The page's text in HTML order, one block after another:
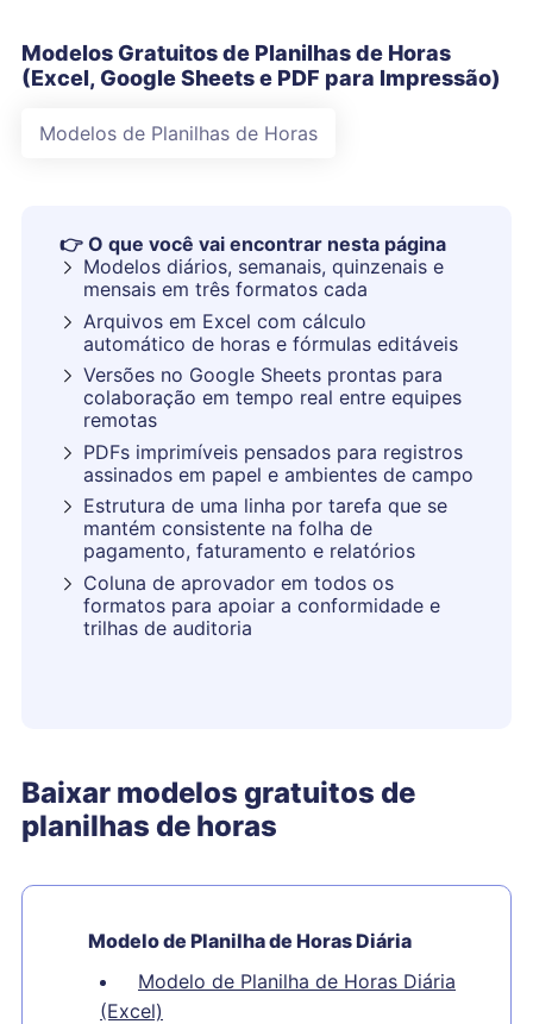
Modelos Gratuitos de Planilhas de Horas
(Excel, Google Sheets e PDF para Impressão)
Modelos de Planilhas de Horas
👉 O que você vai encontrar nesta página
Modelos diários, semanais, quinzenais e
mensais em três formatos cada
Arquivos em Excel com cálculo
automático de horas e fórmulas editáveis
Versões no Google Sheets prontas para
colaboração em tempo real entre equipes
remotas
PDFs imprimíveis pensados para registros
assinados em papel e ambientes de campo
Estrutura de uma linha por tarefa que se
mantém consistente na folha de
pagamento, faturamento e relatórios
Coluna de aprovador em todos os
formatos para apoiar a conformidade e
trilhas de auditoria
Baixar modelos gratuitos de
planilhas de horas
Modelo de Planilha de Horas Diária
Modelo de Planilha de Horas Diária
(Excel)